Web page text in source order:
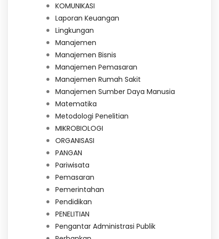
KOMUNIKASI
Laporan Keuangan
Lingkungan
Manajemen
Manajemen Bisnis
Manajemen Pemasaran
Manajemen Rumah Sakit
Manajemen Sumber Daya Manusia
Matematika
Metodologi Penelitian
MIKROBIOLOGI
ORGANISASI
PANGAN
Pariwisata
Pemasaran
Pemerintahan
Pendidikan
PENELITIAN
Pengantar Administrasi Publik